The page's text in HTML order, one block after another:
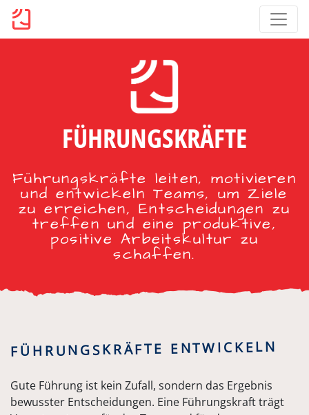
FÜHRUNGSKRÄFTE
Führungskräfte leiten, motivieren
und entwickeln Teams, um Ziele
zu erreichen, Entscheidungen zu
treffen und eine produktive,
positive Arbeitskultur zu
schaffen.
FÜHRUNGSKRÄFTE ENTWICKELN
Gute Führung ist kein Zufall, sondern das Ergebnis
bewusster Entscheidungen. Eine Führungskraft trägt